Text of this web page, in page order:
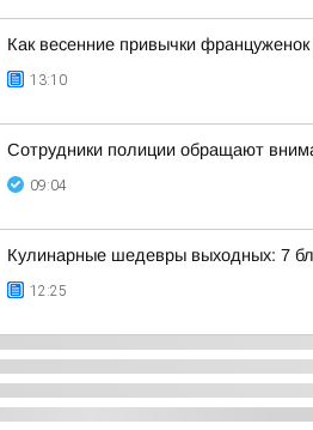
Как весенние привычки
13:10
Сотрудники полиции обращают
09:04
Кулинарные шедевры выходных: 7
12:25